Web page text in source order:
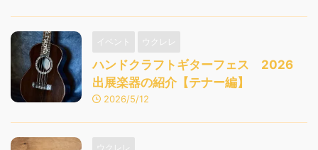
イベント ウクレレ
ハンドクラフトギターフェス 2026
出展楽器の紹介【テナー編】
2026/5/12
ウクレレ